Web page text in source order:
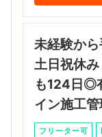
未経験か
土日祝休
も124日◎
イン施工
フリーター可